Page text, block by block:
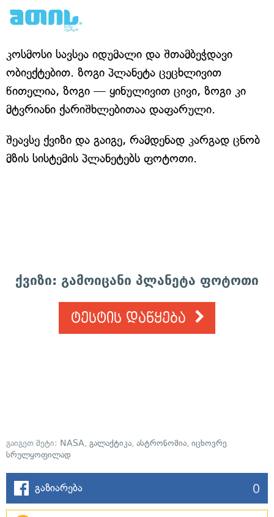
კოსმოსი სავსეა იდუმალი და შთამბეჭდავი
ობიექტებით. ზოგი პლანეტა ცეცხლივით
წითელია, ზოგი — ყინულივით ცივი, ზოგი კი
მტვრიანი ქარიშხლებითაა დაფარული.
შეავსე ქვიზი და გაიგე, რამდენად კარგად ცნობ
მზის სისტემის პლანეტებს ფოტოთი.
ქვიზი: გამოიცანი პლანეტა ფოტოთი
ტესტის დაწყება
გაიგეთ მეტი: NASA, გალაქტიკა, ასტრონომია, იცხოვრე
სრულყოფილად
გაზიარება 0